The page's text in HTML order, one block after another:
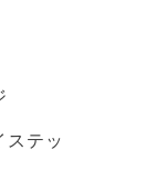
ステッ